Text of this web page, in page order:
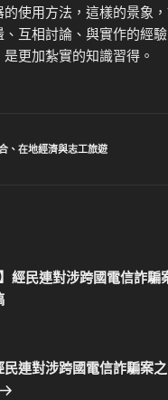
的使用方法，這樣的景象
、互相討論、與實作的經
更加紮實的知識習得。
、 在地經濟與志工旅遊
】經民連對涉跨國電信詐
民連對涉跨國電信詐騙案